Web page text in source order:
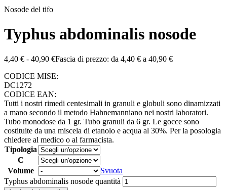
Nosode del tifo
Typhus abdominalis nosode
4,40 € - 40,90 €Fascia di prezzo: da 4,40 € a 40,90 €
CODICE MISE:
DC1272
CODICE EAN:
Tutti i nostri rimedi centesimali in granuli e globuli sono dinamizzati
a mano secondo il metodo Hahnemanniano nei nostri laboratori.
Tubo monodose da 1 gr. Tubo granuli da 6 gr. Le gocce sono
costituite da una miscela di etanolo e acqua al 30%. Per la posologia
chiedere al medico o al farmacista.
Tipologia
C
Volume
Svuota
Typhus abdominalis nosode quantità